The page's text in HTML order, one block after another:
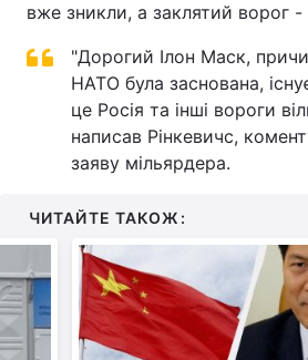
Спорт
Техно і зв'язок Лайт
Зброя
Здоров'я
Цікавинки
Екологія
Лонгріди
вже зникли, а заклятий ворог -
"Дорогий Ілон Маск,
НАТО була заснована,
це Росія та інші вороги
написав Рінкевичс,
заяву мільярдера.
ЧИТАЙТЕ ТАКОЖ: